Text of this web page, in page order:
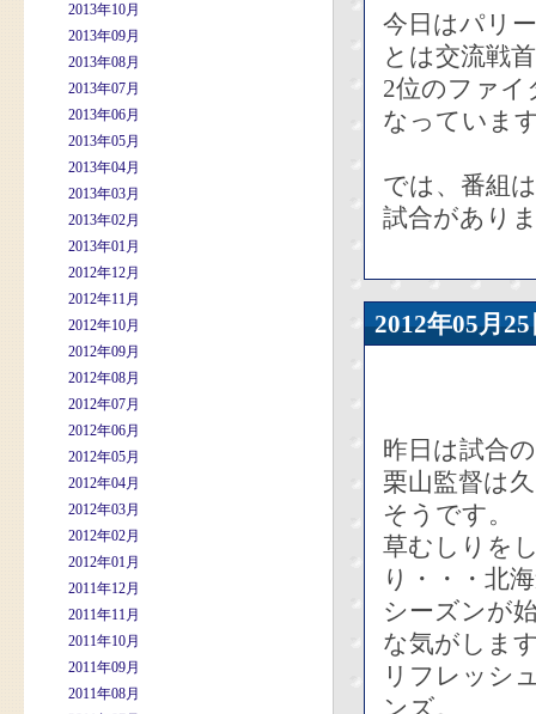
2013年10月
2013年09月
2013年08月
2013年07月
2013年06月
2013年05月
2013年04月
2013年03月
2013年02月
2013年01月
2012年12月
2012年11月
2012年10月
2012年09月
2012年08月
2012年07月
2012年06月
2012年05月
2012年04月
2012年03月
2012年02月
2012年01月
2011年12月
2011年11月
2011年10月
2011年09月
2011年08月
今日はパリ
とは交流戦
2位のファ
なっていま
では、番組
試合があり
2012年05
昨日は試合
栗山監督は
そうです。
草むしりを
り・・・北
シーズンが
な気がしま
リフレッシ
ンズ。